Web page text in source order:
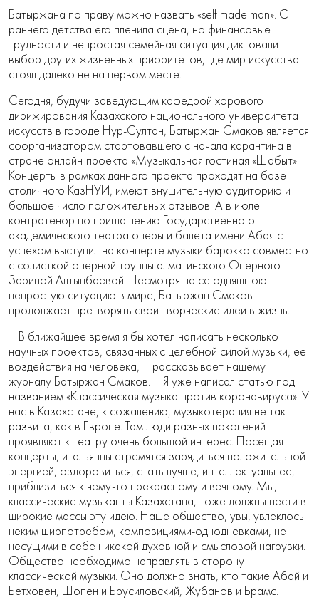
Батыржана по праву можно назвать «self made man». С
раннего детства его пленила сцена, но финансовые
трудности и непростая семейная ситуация диктовали
выбор других жизненных приоритетов, где мир искусства
стоял далеко не на первом месте.
Сегодня, будучи заведующим кафедрой хорового
дирижирования Казахского национального университета
искусств в городе Нур-Султан, Батыржан Смаков является
соорганизатором стартовавшего с начала карантина в
стране онлайн-проекта «Музыкальная гостиная «Шабыт».
Концерты в рамках данного проекта проходят на базе
столичного КазНУИ, имеют внушительную аудиторию и
большое число положительных отзывов. А в июле
контратенор по приглашению Государственного
академического театра оперы и балета имени Абая с
успехом выступил на концерте музыки барокко совместно
с солисткой оперной труппы алматинского Оперного
Зариной Алтынбаевой. Несмотря на сегодняшнюю
непростую ситуацию в мире, Батыржан Смаков
продолжает претворять свои творческие идеи в жизнь.
– В ближайшее время я бы хотел написать несколько
научных проектов, связанных с целебной силой музыки, ее
воздействия на человека, – рассказывает нашему
журналу Батыржан Смаков. – Я уже написал статью под
названием «Классическая музыка против коронавируса». У
нас в Казахстане, к сожалению, музыкотерапия не так
развита, как в Европе. Там люди разных поколений
проявляют к театру очень большой интерес. Посещая
концерты, итальянцы стремятся зарядиться положительной
энергией, оздоровиться, стать лучше, интеллектуальнее,
приблизиться к чему-то прекрасному и вечному. Мы,
классические музыканты Казахстана, тоже должны нести в
широкие массы эту идею. Наше общество, увы, увлеклось
неким ширпотребом, композициями-однодневками, не
несущими в себе никакой духовной и смысловой нагрузки.
Общество необходимо направлять в сторону
классической музыки. Оно должно знать, кто такие Абай и
Бетховен, Шопен и Брусиловский, Жубанов и Брамс.